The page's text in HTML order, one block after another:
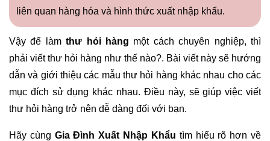
liên quan hàng hóa và hình thức xuất nhập khẩu.
Vậy để làmthư hỏi hàng một cách chuyên nghiệp, thì
phải viết thư hỏi hàng như thế nào?. Bài viết này sẽ hướng
dẫn và giới thiệu các mẫu thư hỏi hàng khác nhau cho các
mục đích sử dụng khác nhau. Điều này, sẽ giúp việc viết
thư hỏi hàng trở nên dễ dàng đối với bạn.
Hãy cùng Gia Đình Xuất Nhập Khẩu tìm hiểu rõ hơn về